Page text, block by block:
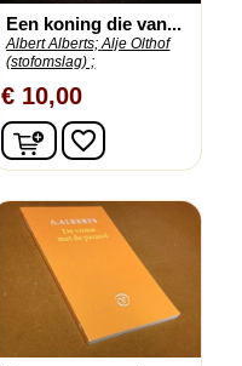
Een koning die van...
Albert Alberts; Alje Olthof
(stofomslag) ;
€ 10,00
In winkelwagen
favorite_border